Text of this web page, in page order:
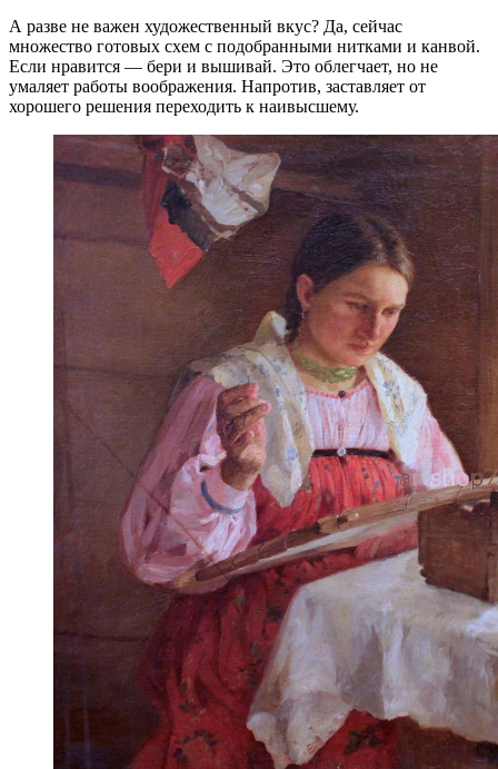
А разве не важен художественный вкус? Да, сейчас
множество готовых схем с подобранными нитками и канвой.
Если нравится — бери и вышивай. Это облегчает, но не
умаляет работы воображения. Напротив, заставляет от
хорошего решения переходить к наивысшему.